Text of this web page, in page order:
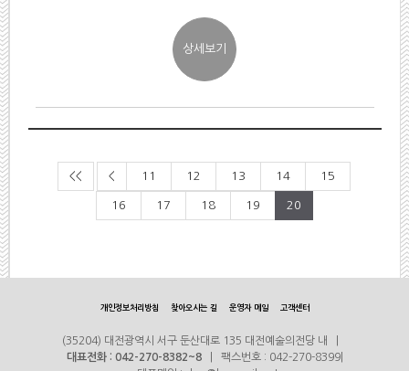
<< < 11 12 13 14 15
16 17 18 19 20
개인정보처리방침 찾아오시는 길 운영자 메일 고객센터
(35204) 대전광역시 서구 둔산대로 135 대전예술의전당 내 |
대표전화 : 042-270-8382~8| 팩스번호 : 042-270-8399|